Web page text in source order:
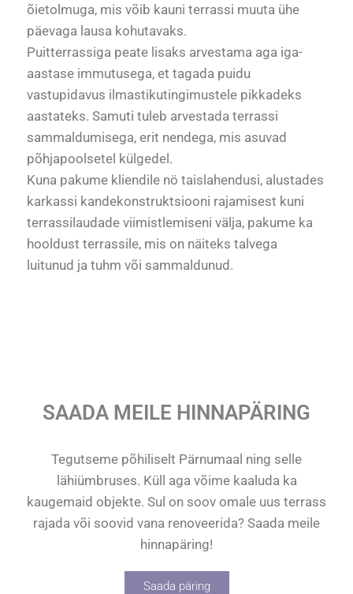
õietolmuga, mis võib kauni terrassi muuta ühe
päevaga lausa kohutavaks.
Puitterrassiga peate lisaks arvestama aga iga-
aastase immutusega, et tagada puidu
vastupidavus ilmastikutingimustele pikkadeks
aastateks. Samuti tuleb arvestada terrassi
sammaldumisega, erit nendega, mis asuvad
põhjapoolsetel külgedel.
Kuna pakume kliendile nö taislahendusi, alustades
karkassi kandekonstruktsiooni rajamisest kuni
terrassilaudade viimistlemiseni välja, pakume ka
hooldust terrassile, mis on näiteks talvega
luitunud ja tuhm või sammaldunud.
SAADA MEILE HINNAPÄRING
Tegutseme põhiliselt Pärnumaal ning selle
lähiümbruses. Küll aga võime kaaluda ka
kaugemaid objekte. Sul on soov omale uus terrass
rajada või soovid vana renoveerida? Saada meile
hinnapäring!
Saada päring